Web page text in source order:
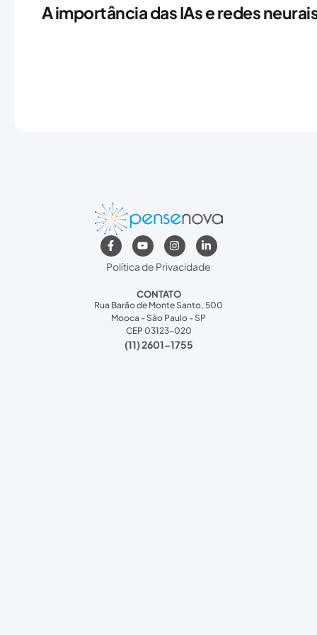
A importância das IAs e redes
Política de Privacidade
CONTATO
Rua Barão de Monte Santo, 500
Mooca - São Paulo - SP
CEP 03123-020
(11) 2601-1755